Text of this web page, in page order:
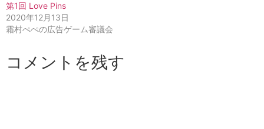
第1回 Love Pins
2020年12月13日
霜村ぺぺの広告ゲーム審議会
コメントを残す